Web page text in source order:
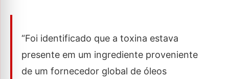
“Foi identificado que a toxina estava
presente em um ingrediente proveniente
de um fornecedor global de óleos